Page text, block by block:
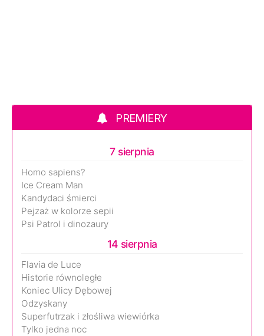
PREMIERY
7 sierpnia
Homo sapiens?
Ice Cream Man
Kandydaci śmierci
Pejzaż w kolorze sepii
Psi Patrol i dinozaury
14 sierpnia
Flavia de Luce
Historie równoległe
Koniec Ulicy Dębowej
Odzyskany
Superfutrzak i złośliwa wiewiórka
Tylko jedna noc